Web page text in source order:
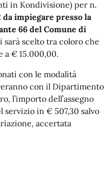
in Kondivisione) per n.
da impiegare presso la
66 del Comune di
sarà scelto tra coloro che
a € 15.000,00.
con le modalità
con il Dipartimento
l’importo dell’assegno
servizio in € 507,30 salvo
accertata